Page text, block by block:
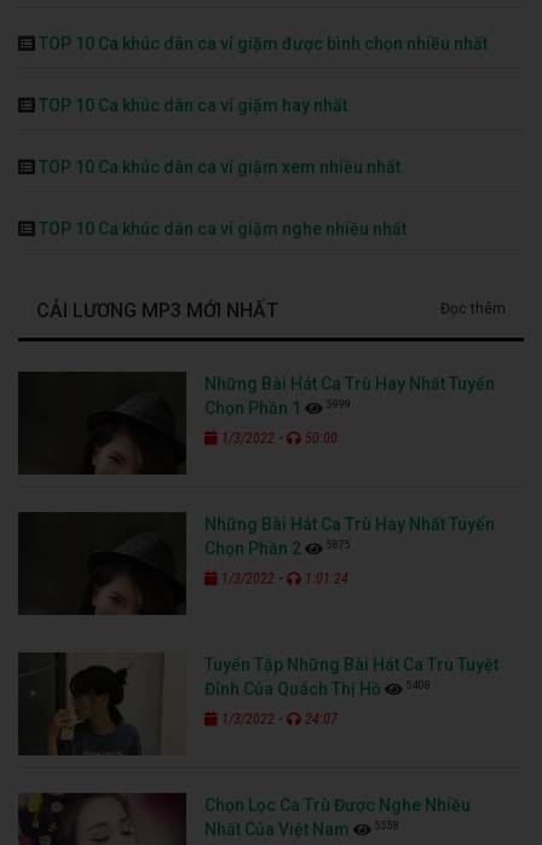
TOP 10 Ca khúc dân ca ví giặm được bình chọn nhiều nhất
TOP 10 Ca khúc dân ca ví giặm hay nhất
TOP 10 Ca khúc dân ca ví giặm xem nhiều nhất
TOP 10 Ca khúc dân ca ví giặm nghe nhiều nhất
CẢI LƯƠNG MP3 MỚI NHẤT Đọc thêm
Những Bài Hát Ca Trù Hay Nhất Tuyển
Chọn Phần 1
5999
1/3/2022 - 50:00
Những Bài Hát Ca Trù Hay Nhất Tuyển
Chọn Phần 2
5875
1/3/2022 - 1:01:24
Tuyển Tập Những Bài Hát Ca Trù Tuyệt
Đỉnh Của Quách Thị Hồ
5408
1/3/2022 - 24:07
Chọn Lọc Ca Trù Được Nghe Nhiều
Nhất Của Việt Nam
5558